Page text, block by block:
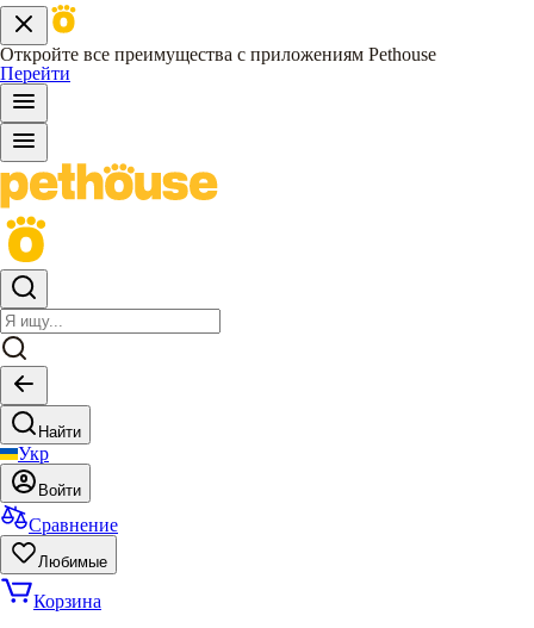
Откройте все преимущества с приложениям Pethouse
Перейти
Найти
Укр
Войти
Сравнение
Любимые
Корзина